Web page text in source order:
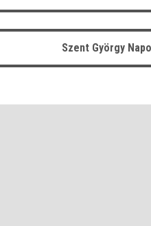
Szent György